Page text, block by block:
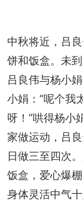
中秋将近，吕
饼和饭盒。未
吕良伟与杨小
小娟：“呢个我
呀！”哄得杨小
家做运动，吕
日做三至四次
饭盒，爱心爆
身体灵活中气